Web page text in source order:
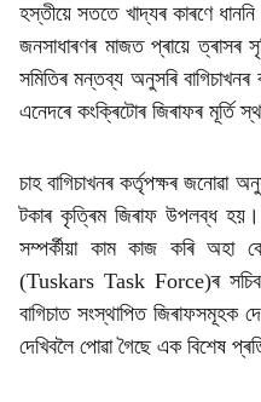
হস্তীয়ে সততে খাদ্যৰ কাৰণে
জনসাধাৰণৰ মাজত প্ৰায়ে ত্ৰাসৰ
সমিতিৰ মন্তব্য অনুসৰি
এনেদৰে কংক্ৰিটোৰ জিৰাফৰ মূৰ্তি
চাহ বাগিচাখনৰ কৰ্তৃপক্ষৰ জনোৱা
টকাৰ কৃত্ৰিম জিৰাফ উপলব্ধ হয়।
সম্পৰ্কীয়া কাম কাজ কৰি অহা
(Tuskars Task Force)ৰ
বাগিচাত সংস্থাপিত জিৰাফসমূহক
দেখিবলৈ পোৱা গৈছে এক বিশেষ